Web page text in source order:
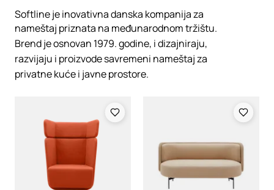
Softline je inovativna danska kompanija za
nameštaj priznata na međunarodnom tržištu.
Brend je osnovan 1979. godine, i dizajniraju,
razvijaju i proizvode savremeni nameštaj za
privatne kuće i javne prostore.